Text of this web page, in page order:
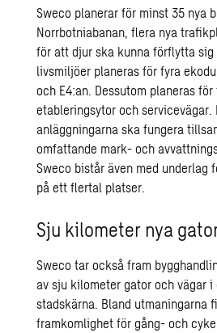
Sweco planerar för minst 35 nya
Norrbotniabanan, flera nya
för att djur ska kunna förflytta
livsmiljöer planeras för fyra
och E4:an. Dessutom planeras för
etableringsytor och servicevägar.
anläggningarna ska fungera
omfattande mark- och
Sweco bistår även med underlag
på ett flertal platser.
Sju kilometer nya
Sweco tar också fram
av sju kilometer gator och vägar
stadskärna. Bland utmaningarna
framkomlighet för gång- och